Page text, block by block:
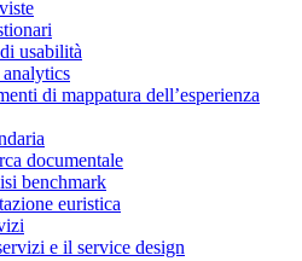
usabilità
di mappatura dell’esperienza
documentale
benchmark
euristica
e il service design